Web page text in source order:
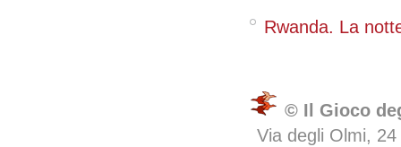
Rwanda. La
© Il Gioco
Via degli Olmi,